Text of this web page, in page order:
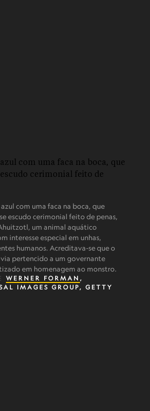
com uma faca na boca, que
escudo cerimonial feito de penas,
um animal aquático
interesse especial em unhas,
humanos. Acreditava-se que o
pertencido a um governante
em homenagem ao monstro.
WERNER FORMAN ,
IMAGES GROUP, GETTY